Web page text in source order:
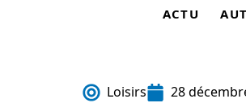
ACTU
Loisirs 28